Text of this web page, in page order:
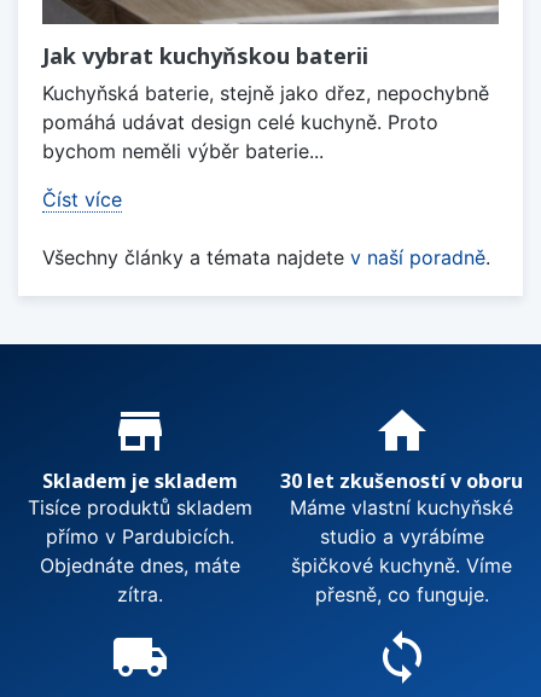
Jak vybrat kuchyňskou baterii
Kuchyňská baterie, stejně jako dřez, nepochybně
pomáhá udávat design celé kuchyně. Proto
bychom neměli výběr baterie...
Číst více
Všechny články a témata najdete v naší poradně.
Proč nakupovat u nás?
store_mall_directory
Skladem je skladem
Tisíce produktů skladem
přímo v Pardubicích.
Objednáte dnes, máte
zítra.
home
30 let zkušeností v oboru
Máme vlastní kuchyňské
studio a vyrábíme
špičkové kuchyně. Víme
přesně, co funguje.
local_shipping sync